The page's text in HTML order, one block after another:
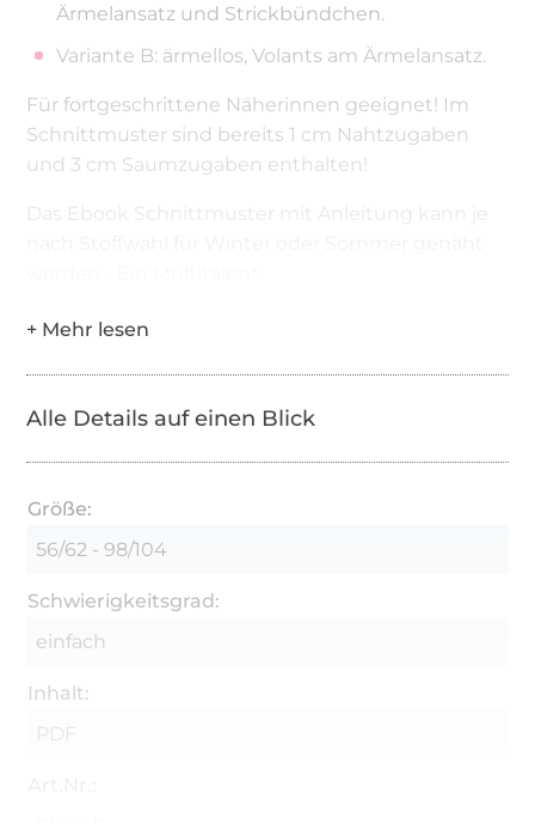
Ärmelansatz und Strickbündchen.
Variante B: ärmellos, Volants am Ärmelansatz.
Für fortgeschrittene Näherinnen geeignet! Im
Schnittmuster sind bereits 1 cm Nahtzugaben
und 3 cm Saumzugaben enthalten!
Das Ebook Schnittmuster mit Anleitung kann je
Größe:50/56(0M/1M), 62/68(3M/6M),
Schnittmuster in voller Größe mit allen Teilen,
das auf Ihrem normalen Heimcomputer auf
Alle Details auf einen Blick
Größe:
56/62 - 98/104
Schwierigkeitsgrad:
einfach
Inhalt:
PDF